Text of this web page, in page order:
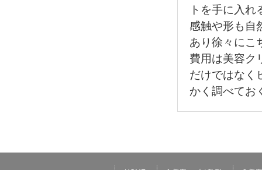
トを手に入
感触や形も自
あり徐々にこ
費用は美容ク
だけではなく
かく調べてお